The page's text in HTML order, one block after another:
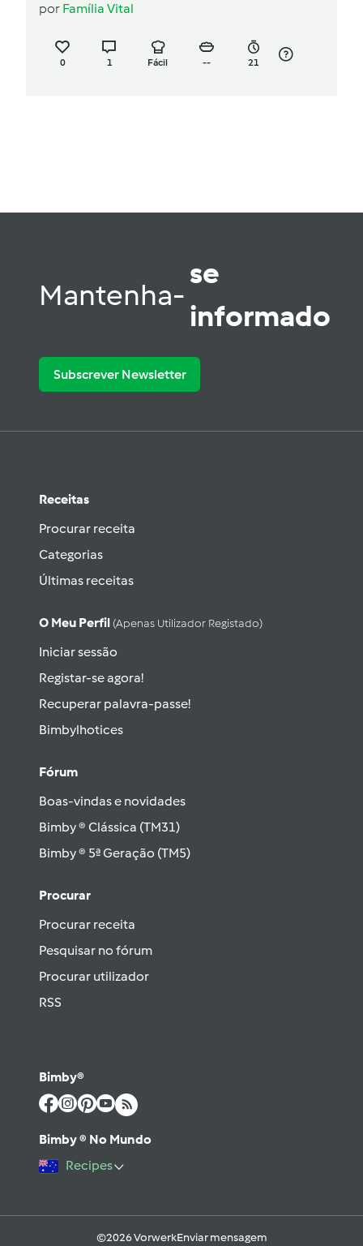
por Família Vital
0 1 Fácil -- 21
Mantenha-
se
informado
Subscrever Newsletter
Receitas
Procurar receita
Categorias
Últimas receitas
O Meu Perfil (apenas Utilizador Registado)
Iniciar sessão
Registar-se agora!
Recuperar palavra-passe!
Bimbylhotices
Fórum
Boas-vindas e novidades
Bimby ® Clássica (TM31)
Bimby ® 5ª Geração (TM5)
Procurar
Procurar receita
Pesquisar no fórum
Procurar utilizador
RSS
Bimby®
Bimby ® No Mundo
Recipes
©2026 VorwerkEnviar mensagem